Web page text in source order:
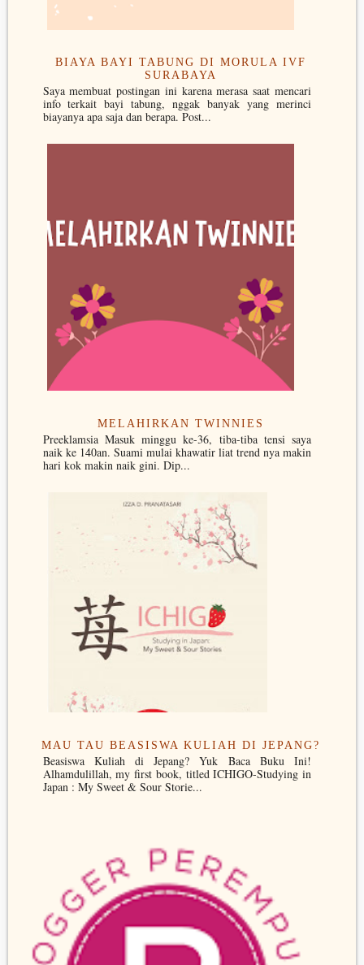
BIAYA BAYI TABUNG DI MORULA IVF
SURABAYA
Saya membuat postingan ini karena merasa saat mencari
info terkait bayi tabung, nggak banyak yang merinci
biayanya apa saja dan berapa. Post...
MELAHIRKAN TWINNIES
Preeklamsia Masuk minggu ke-36, tiba-tiba tensi saya
naik ke 140an. Suami mulai khawatir liat trend nya makin
hari kok makin naik gini. Dip...
MAU TAU BEASISWA KULIAH DI JEPANG?
Beasiswa Kuliah di Jepang? Yuk Baca Buku Ini!
Alhamdulillah, my first book, titled ICHIGO-Studying in
Japan : My Sweet & Sour Storie...